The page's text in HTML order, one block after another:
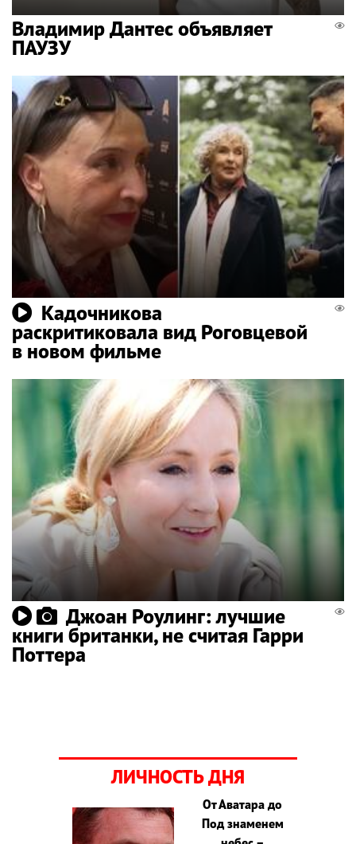
Владимир Дантес объявляет
ПАУЗУ
Кадочникова
раскритиковала вид Роговцевой
в новом фильме
Джоан Роулинг: лучшие
книги британки, не считая Гарри
Поттера
ЛИЧНОСТЬ ДНЯ
От Аватара до
Под знаменем